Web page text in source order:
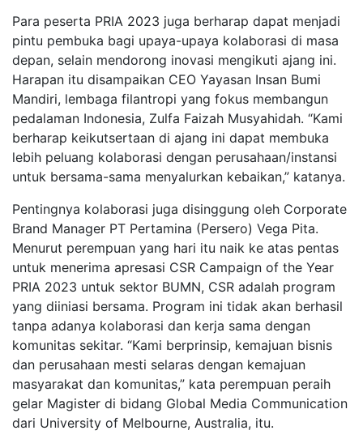
Para peserta PRIA 2023 juga berharap dapat menjadi
pintu pembuka bagi upaya-upaya kolaborasi di masa
depan, selain mendorong inovasi mengikuti ajang ini.
Harapan itu disampaikan CEO Yayasan Insan Bumi
Mandiri, lembaga filantropi yang fokus membangun
pedalaman Indonesia, Zulfa Faizah Musyahidah. “Kami
berharap keikutsertaan di ajang ini dapat membuka
lebih peluang kolaborasi dengan perusahaan/instansi
untuk bersama-sama menyalurkan kebaikan,” katanya.
Pentingnya kolaborasi juga disinggung oleh Corporate
Brand Manager PT Pertamina (Persero) Vega Pita.
Menurut perempuan yang hari itu naik ke atas pentas
untuk menerima apresasi CSR Campaign of the Year
PRIA 2023 untuk sektor BUMN, CSR adalah program
yang diiniasi bersama. Program ini tidak akan berhasil
tanpa adanya kolaborasi dan kerja sama dengan
komunitas sekitar. “Kami berprinsip, kemajuan bisnis
dan perusahaan mesti selaras dengan kemajuan
masyarakat dan komunitas,” kata perempuan peraih
gelar Magister di bidang Global Media Communication
dari University of Melbourne, Australia, itu.